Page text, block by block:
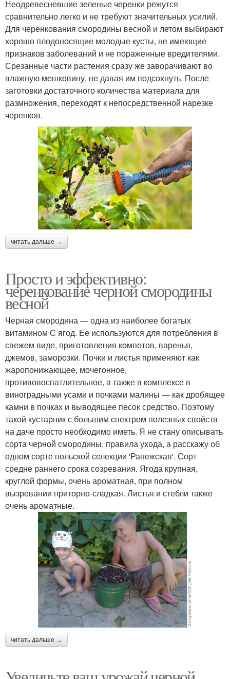
Неодревесневшие зеленые черенки режутся
сравнительно легко и не требуют значительных усилий.
Для черенкования смородины весной и летом выбирают
хорошо плодоносящие молодые кусты, не имеющие
признаков заболеваний и не пораженные вредителями.
Срезанные части растения сразу же заворачивают во
влажную мешковину, не давая им подсохнуть. После
заготовки достаточного количества материала для
размножения, переходят к непосредственной нарезке
черенков.
читать дальше →
Просто и эффективно:
черенкование черной смородины
весной
Черная смородина — одна из наиболее богатых
витамином С ягод. Ее используются для потребления в
свежем виде, приготовления компотов, варенья,
джемов, заморозки. Почки и листья применяют как
жаропонижающее, мочегонное,
противовоспатлительное, а также в комплексе в
виноградными усами и почками малины — как дробящее
камни в почках и выводящее песок средство. Поэтому
такой кустарник с большим спектром полезных свойств
на даче просто необходимо иметь. Я не стану описывать
сорта черной смородины, правила ухода, а расскажу об
одном сорте польской селекции 'Ранежская'. Сорт
средне раннего срока созревания. Ягода крупная,
круглой формы, очень ароматная, при полном
вызревании приторно-сладкая. Листья и стебли также
очень ароматные.
читать дальше →